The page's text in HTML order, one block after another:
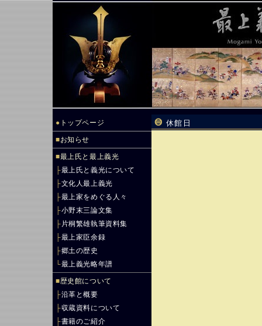
● トップページ
■お知らせ
■最上氏と最上義光
├最上氏と義光について
├文化人最上義光
├最上家をめぐる人々
├小野末三論文集
├ 片桐繁雄執筆資料集
├最上家臣余録
├郷土の歴史
└最上義光略年譜
■歴史館について
├沿革と概要
├収蔵資料について
├書籍のご紹介
休館日